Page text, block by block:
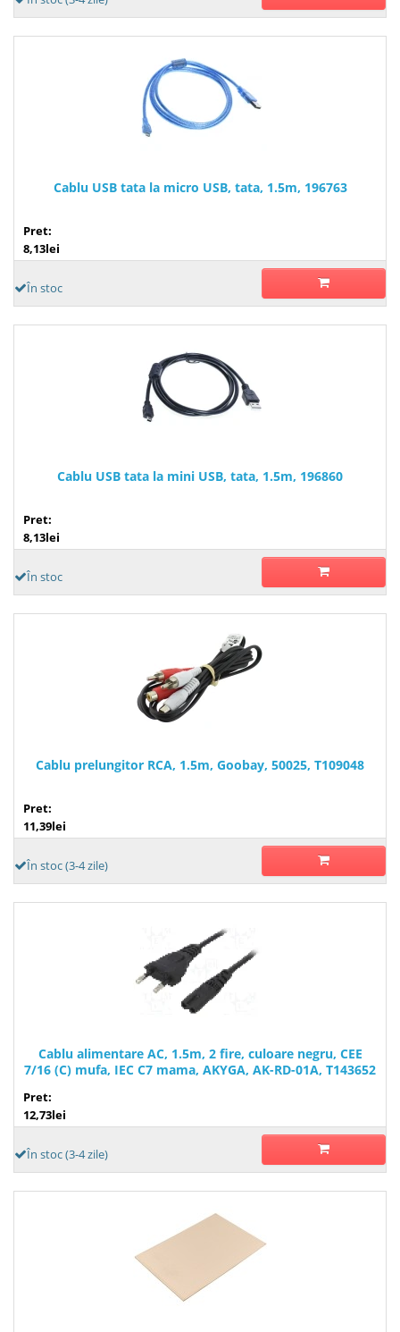
Cablu USB tata la micro USB, tata, 1.5m, 196763
Pret:
8,13lei
În stoc
Cablu USB tata la mini USB, tata, 1.5m, 196860
Pret:
8,13lei
În stoc
Cablu prelungitor RCA, 1.5m, Goobay, 50025, T109048
Pret:
11,39lei
În stoc (3-4 zile)
Cablu alimentare AC, 1.5m, 2 fire, culoare negru, CEE
7/16 (C) mufa, IEC C7 mama, AKYGA, AK-RD-01A, T143652
Pret:
12,73lei
În stoc (3-4 zile)